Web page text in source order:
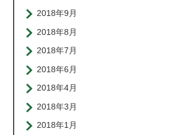
2018年9月
2018年8月
2018年7月
2018年6月
2018年4月
2018年3月
2018年1月